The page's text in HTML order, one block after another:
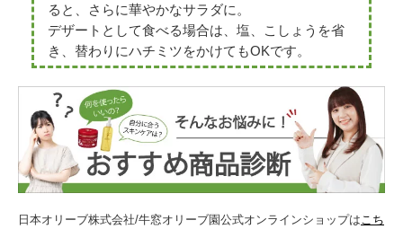
ると、さらに華やかなサラダに。
デザートとして食べる場合は、塩、こしょうを省
き、替わりにハチミツをかけてもOKです。
日本オリーブ株式会社/牛窓オリーブ園公式オンラインショップは こち